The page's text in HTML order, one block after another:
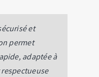
et
permet
adaptée à